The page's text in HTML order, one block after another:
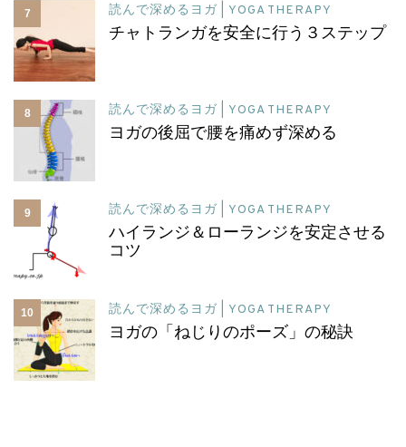
7 読んで深めるヨガ | YOGA THERAPY
チャトランガを安全に行う３ステップ
8 読んで深めるヨガ | YOGA THERAPY
ヨガの後屈で腰を痛めず深める
9 読んで深めるヨガ | YOGA THERAPY
ハイランジ＆ローランジを安定させる
コツ
10 読んで深めるヨガ | YOGA THERAPY
ヨガの「ねじりのポーズ」の秘訣